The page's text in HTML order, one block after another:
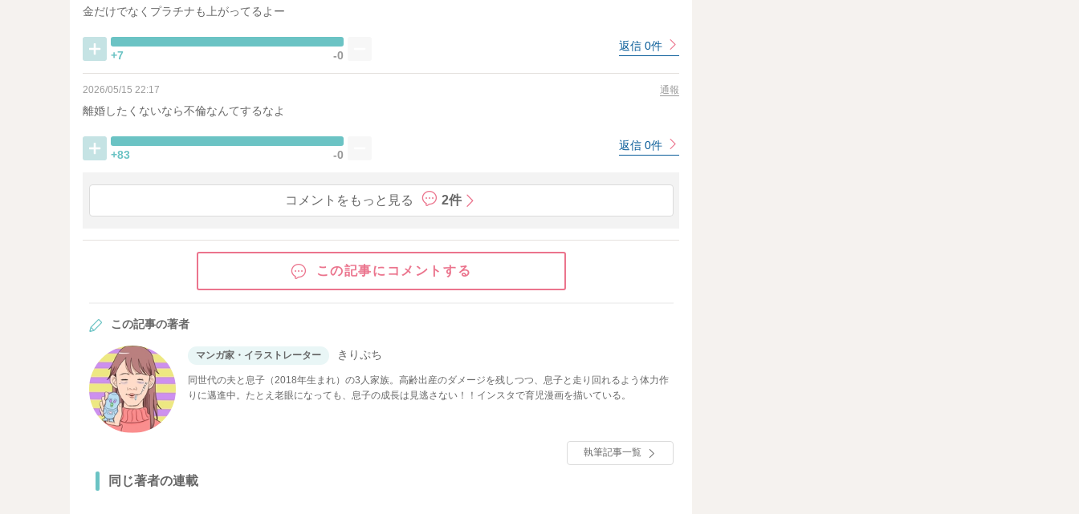
金だけでなくプラチナも上がってるよー
+7 -0
返信 0件
2026/05/15 22:17 通報
離婚したくないなら不倫なんてするなよ
+83 -0
返信 0件
コメントをもっと見る 2件
この記事にコメントする
この記事の著者
マンガ家・イラストレーター きりぷち
同世代の夫と息子（2018年生まれ）の3人家族。高齢出産のダメージを残しつつ、息子と走り回れるよう体力作
りに邁進中。たとえ老眼になっても、息子の成長は見逃さない！！インスタで育児漫画を描いている。
執筆記事一覧
同じ著者の連載